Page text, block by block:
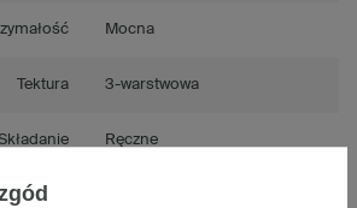
Mocna
Tektura 3-warstwowa
Ręczne
FEFCO